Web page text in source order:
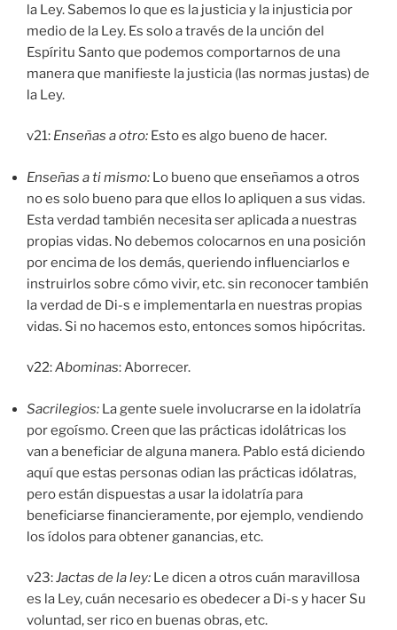
la Ley. Sabemos lo que es la justicia y la injusticia por
medio de la Ley. Es solo a través de la unción del
Espíritu Santo que podemos comportarnos de una
manera que manifieste la justicia (las normas justas) de
la Ley.
v21: Enseñas a otro: Esto es algo bueno de hacer.
Enseñas a ti mismo: Lo bueno que enseñamos a otros
no es solo bueno para que ellos lo apliquen a sus vidas.
Esta verdad también necesita ser aplicada a nuestras
propias vidas. No debemos colocarnos en una posición
por encima de los demás, queriendo influenciarlos e
instruirlos sobre cómo vivir, etc. sin reconocer también
la verdad de Di-s e implementarla en nuestras propias
vidas. Si no hacemos esto, entonces somos hipócritas.
v22:Abominas: Aborrecer.
Sacrilegios: La gente suele involucrarse en la idolatría
por egoísmo. Creen que las prácticas idolátricas los
van a beneficiar de alguna manera. Pablo está diciendo
aquí que estas personas odian las prácticas idólatras,
pero están dispuestas a usar la idolatría para
beneficiarse financieramente, por ejemplo, vendiendo
los ídolos para obtener ganancias, etc.
v23:Jactas de la ley: Le dicen a otros cuán maravillosa
es la Ley, cuán necesario es obedecer a Di-s y hacer Su
voluntad, ser rico en buenas obras, etc.